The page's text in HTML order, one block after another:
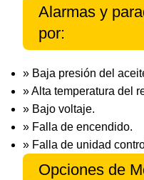
Alarmas y
por:
» Baja presión del
» Alta temperatura del
» Bajo voltaje.
» Falla de encendido.
» Falla de unidad
Opciones de